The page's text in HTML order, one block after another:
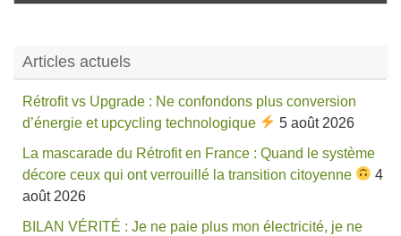
Articles actuels
Rétrofit vs Upgrade : Ne confondons plus conversion
d’énergie et upcycling technologique
5 août 2026
La mascarade du Rétrofit en France : Quand le système
décore ceux qui ont verrouillé la transition citoyenne
4
août 2026
BILAN VÉRITÉ : Je ne paie plus mon électricité, je ne